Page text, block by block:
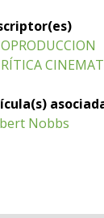
Nobbs